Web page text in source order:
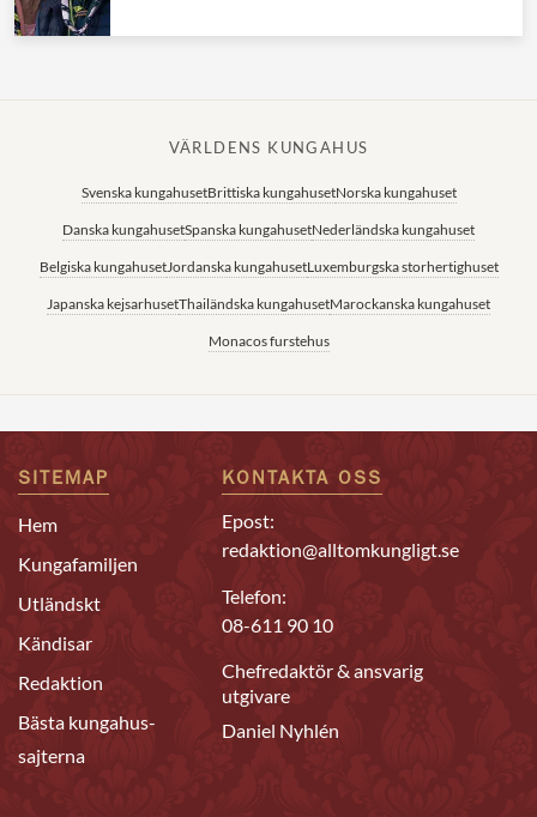
VÄRLDENS KUNGAHUS
Svenska kungahusetBrittiska kungahusetNorska kungahuset
Danska kungahusetSpanska kungahusetNederländska kungahuset
Belgiska kungahusetJordanska kungahusetLuxemburgska storhertighuset
Japanska kejsarhusetThailändska kungahusetMarockanska kungahuset
Monacos furstehus
SITEMAP
Hem
Kungafamiljen
Utländskt
Kändisar
Redaktion
Bästa kungahus-
sajterna
KONTAKTA OSS
Epost:
redaktion@alltomkungligt.se
Telefon:
08-611 90 10
Chefredaktör & ansvarig
utgivare
Daniel Nyhlén